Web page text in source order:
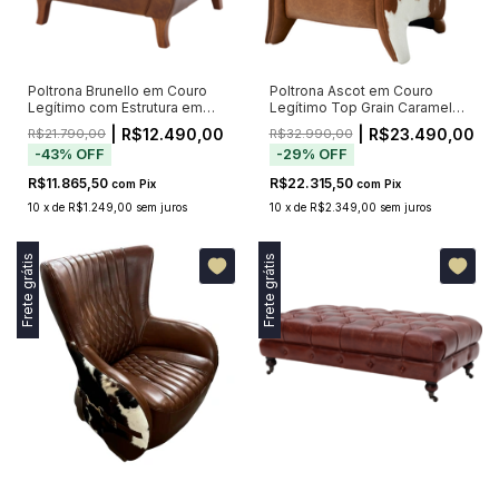
Poltrona Brunello em Couro
Legítimo com Estrutura em
Madeira e Aço
R$21.790,00 | R$12.490,00
-43% OFF
R$11.865,50 com Pix
10 x de R$1.249,00 sem juros
Poltrona Ascot em Couro
Legítimo Top Grain Caramelo
com Matelassê e Detalhes de
Selaria
R$32.990,00| R$23.490,00
-29% OFF
R$22.315,50 com Pix
10 x de R$2.349,00 sem juros
Frete grátis Frete grátis